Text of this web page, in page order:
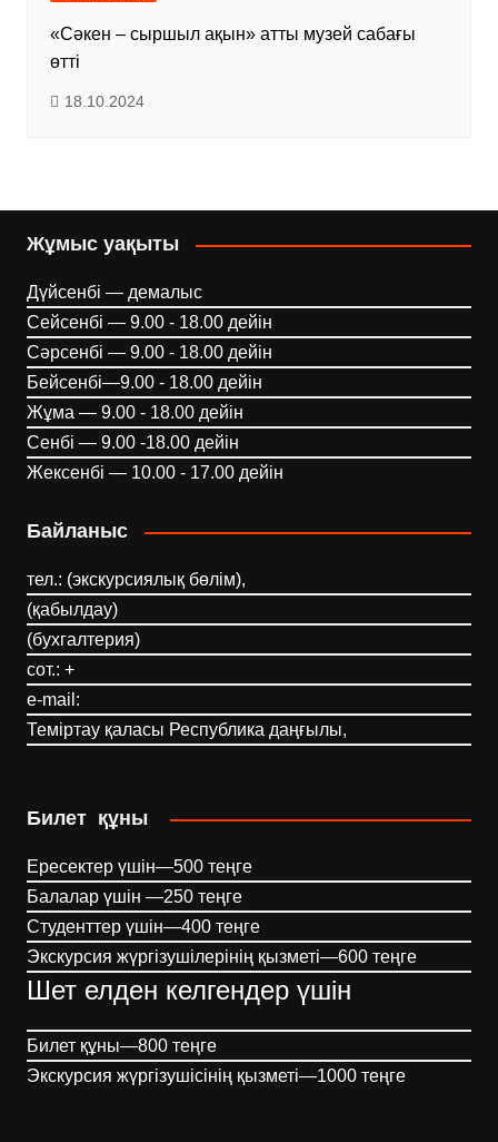
«Сәкен – сыршыл ақын» атты музей сабағы
өтті
18.10.2024
Жұмыс уақыты
Дүйсенбі — демалыс
Сейсенбі — 9.00 - 18.00 дейін
Сәрсенбі — 9.00 - 18.00 дейін
Бейсенбі—9.00 - 18.00 дейін
Жұма — 9.00 - 18.00 дейін
Сенбі — 9.00 -18.00 дейін
Жексенбі — 10.00 - 17.00 дейін
Байланыс
тел.: (экскурсиялық бөлім),
(қабылдау)
(бухгалтерия)
сот.: +
e-mail:
Теміртау қаласы Республика даңғылы,
Билет құны
Ересектер үшін—500 теңге
Балалар үшін —250 теңге
Студенттер үшін—400 теңге
Экскурсия жүргізушілерінің қызметі—600 теңге
Шет елден келгендер үшін
Билет құны—800 теңге
Экскурсия жүргізушісінің қызметі—1000 теңге